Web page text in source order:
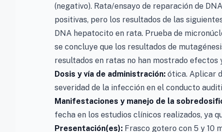
(negativo). Rata/ensayo de reparación de
positivas, pero los resultados de las
DNA hepatocito en rata. Prueba de
se concluye que los resultados de
resultados en ratas no han mostrado
Dosis y vía de administración: ótica. Aplicar
severidad de la infección en el conducto
Manifestaciones y manejo de la
fecha en los estudios clínicos realizados, ya
Presentación(es): Frasco gotero con 5 y 10